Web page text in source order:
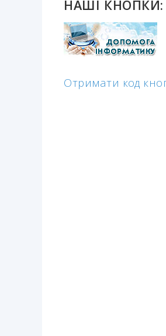
НАШІ КНОПКИ:
Отримати код